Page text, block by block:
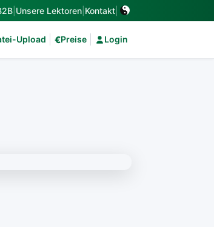
Unsere Lektoren Kontakt
Upload €Preise Login